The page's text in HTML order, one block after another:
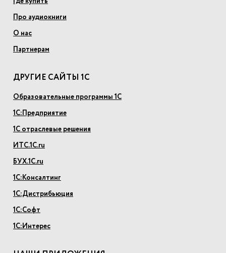
Про аудиокниги
О нас
Партнерам
ДРУГИЕ САЙТЫ 1С
Образовательные программы 1С
1С:Предприятие
1С отраслевые решения
ИТС.1С.ru
БУХ.1С.ru
1С:Консалтинг
1С:Дистрибьюция
1С:Софт
1С:Интерес